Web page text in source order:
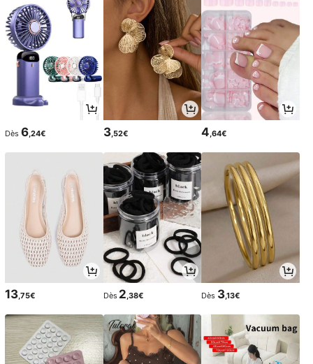
Dès 6,24€ 3,52€ 4 ,64€
13,75€ Dès 2,38€ Dès 3,13€